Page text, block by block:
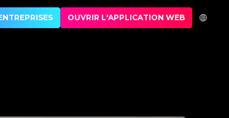
de luxe | No.1 Best Authentication
OUVRIR L'APPLICATION WEB